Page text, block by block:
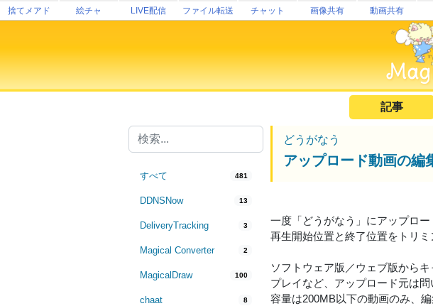
捨てメアド 絵チャ LIVE配信 ファイル転送 チャット 画像共有 動画共有
記事
すべて 481
DDNSNow 13
DeliveryTracking 3
Magical Converter 2
MagicalDraw 100
chaat 8
どうがなう
アップロード動画の編
一度「どうがなう」にアップロ
再生開始位置と終了位置をトリ
ソフトウェア版／ウェブ版から
プレイなど、アップロード元は問
容量は200MB以下の動画のみ、編